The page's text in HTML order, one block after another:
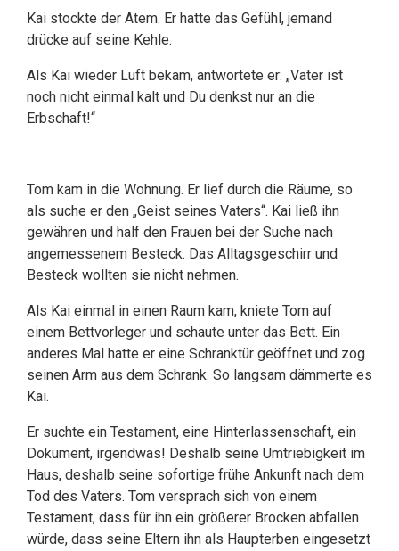
Kai stockte der Atem. Er hatte das Gefühl, jemand
drücke auf seine Kehle.
Als Kai wieder Luft bekam, antwortete er: „Vater ist
noch nicht einmal kalt und Du denkst nur an die
Erbschaft!“
Tom kam in die Wohnung. Er lief durch die Räume, so
als suche er den „Geist seines Vaters“. Kai ließ ihn
gewähren und half den Frauen bei der Suche nach
angemessenem Besteck. Das Alltagsgeschirr und
Besteck wollten sie nicht nehmen.
Als Kai einmal in einen Raum kam, kniete Tom auf
einem Bettvorleger und schaute unter das Bett. Ein
anderes Mal hatte er eine Schranktür geöffnet und zog
seinen Arm aus dem Schrank. So langsam dämmerte es
Kai.
Er suchte ein Testament, eine Hinterlassenschaft, ein
Dokument, irgendwas! Deshalb seine Umtriebigkeit im
Haus, deshalb seine sofortige frühe Ankunft nach dem
Tod des Vaters. Tom versprach sich von einem
Testament, dass für ihn ein größerer Brocken abfallen
würde, dass seine Eltern ihn als Haupterben eingesetzt